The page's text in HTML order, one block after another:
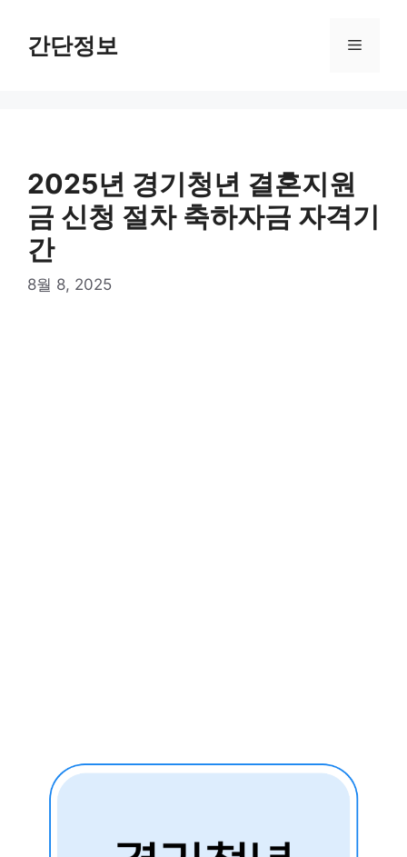
간단정보 메
2025년 경기청년 결혼지원
금 신청 절차 축하자금 자격기
간
8월 8, 2025